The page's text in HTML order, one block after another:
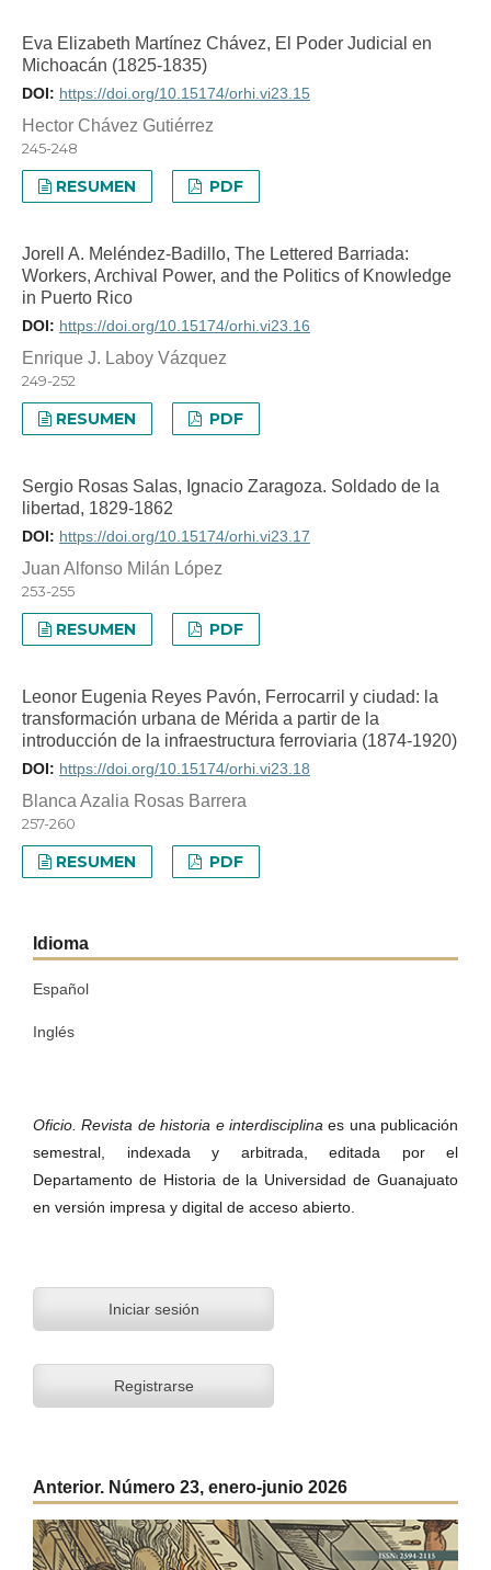
Eva Elizabeth Martínez Chávez, El Poder Judicial en
Michoacán (1825-1835)
DOI: https://doi.org/10.15174/orhi.vi23.15
Hector Chávez Gutiérrez
245-248
RESUMEN PDF
Jorell A. Meléndez-Badillo, The Lettered Barriada:
Workers, Archival Power, and the Politics of Knowledge
in Puerto Rico
DOI: https://doi.org/10.15174/orhi.vi23.16
Enrique J. Laboy Vázquez
249-252
RESUMEN PDF
Sergio Rosas Salas, Ignacio Zaragoza. Soldado de la
libertad, 1829-1862
DOI: https://doi.org/10.15174/orhi.vi23.17
Juan Alfonso Milán López
253-255
RESUMEN PDF
Leonor Eugenia Reyes Pavón, Ferrocarril y ciudad: la
transformación urbana de Mérida a partir de la
introducción de la infraestructura ferroviaria (1874-1920)
DOI: https://doi.org/10.15174/orhi.vi23.18
Blanca Azalia Rosas Barrera
257-260
RESUMEN PDF
Idioma
Español
Inglés
Oficio. Revista de historia e interdisciplinaes una publicación
semestral, indexada y arbitrada, editada por el
Departamento de Historia de la Universidad de Guanajuato
en versión impresa y digital de acceso abierto.
Iniciar sesión
Registrarse
Anterior. Número 23, enero-junio 2026